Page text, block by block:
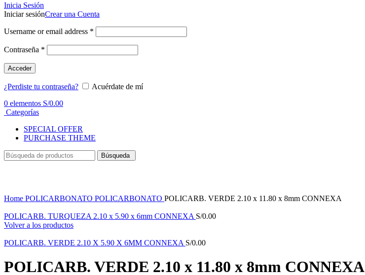
Inicia Sesión
Iniciar sesiónCrear una Cuenta
Username or email address *
Contraseña *
Acceder
¿Perdiste tu contraseña?
Acuérdate de mí
0 elementos S/0.00
Categorías
SPECIAL OFFER
PURCHASE THEME
Búsqueda
Home POLICARBONATO POLICARBONATO POLICARB. VERDE 2.10 x 11.80 x 8mm CONNEXA
POLICARB. TURQUEZA 2.10 x 5.90 x 6mm CONNEXA S/0.00
Volver a los productos
POLICARB. VERDE 2.10 X 5.90 X 6MM CONNEXA S/0.00
POLICARB. VERDE 2.10 x 11.80 x 8mm CONNEXA